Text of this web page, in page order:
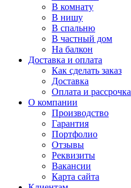
В комнату
В нишу
В спальню
В частный дом
На балкон
Доставка и оплата
Как сделать заказ
Доставка
Оплата и рассрочка
О компании
Производство
Гарантия
Портфолио
Отзывы
Реквизиты
Вакансии
Карта сайта